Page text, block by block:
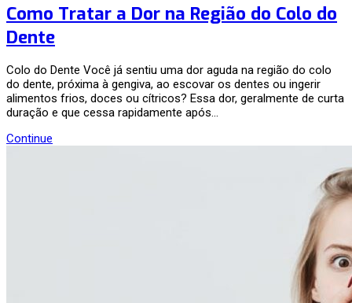
Como Tratar a Dor na Região do Colo do
Dente
Colo do Dente Você já sentiu uma dor aguda na região do colo
do dente, próxima à gengiva, ao escovar os dentes ou ingerir
alimentos frios, doces ou cítricos? Essa dor, geralmente de curta
duração e que cessa rapidamente após…
Continue